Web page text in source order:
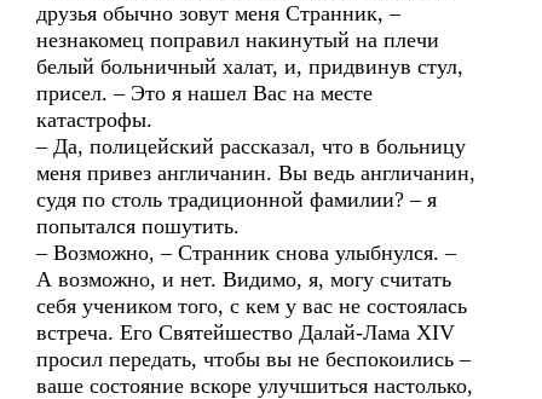
друзья обычно зовут меня Странник, –
незнакомец поправил накинутый на плечи
белый больничный халат, и, придвинув стул,
присел. – Это я нашел Вас на месте
катастрофы.
– Да, полицейский рассказал, что в больницу
меня привез англичанин. Вы ведь англичанин,
судя по столь традиционной фамилии? – я
попытался пошутить.
– Возможно, – Странник снова улыбнулся. –
А возможно, и нет. Видимо, я, могу считать
себя учеником того, с кем у вас не состоялась
встреча. Его Святейшество Далай-Лама XIV
просил передать, чтобы вы не беспокоились –
ваше состояние вскоре улучшиться настолько,